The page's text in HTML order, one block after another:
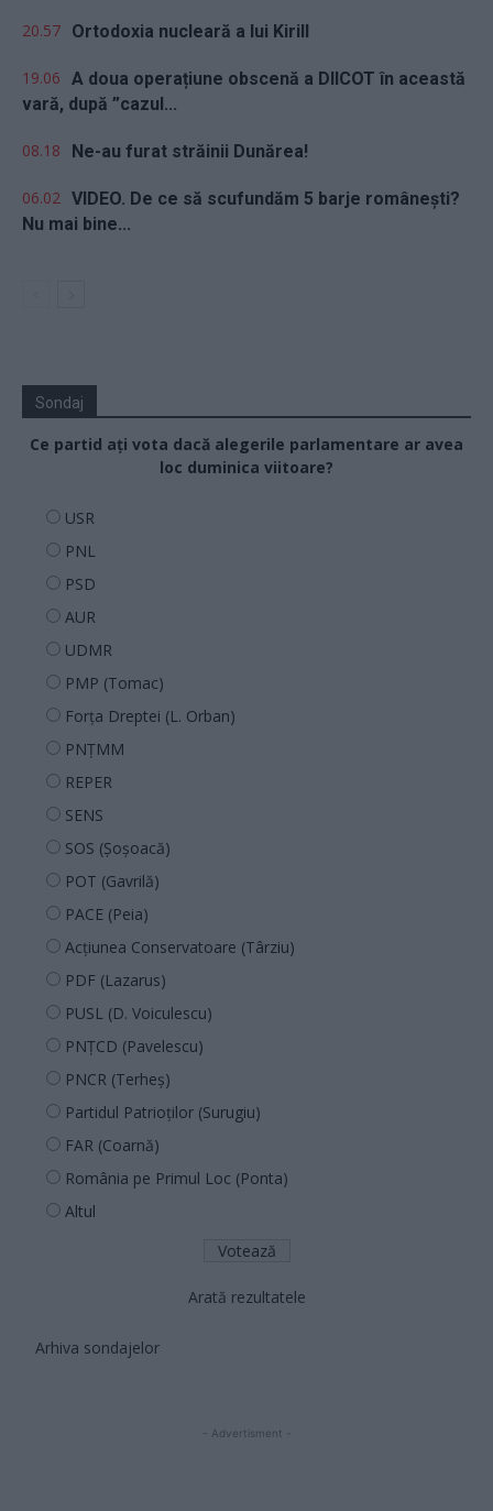
20.57 Ortodoxia nucleară a lui Kirill
19.06 A doua operațiune obscenă a DIICOT în această
vară, după ”cazul...
08.18 Ne-au furat străinii Dunărea!
06.02 VIDEO. De ce să scufundăm 5 barje românești?
Nu mai bine...
Sondaj
Ce partid ați vota dacă alegerile parlamentare ar avea
loc duminica viitoare?
USR
PNL
PSD
AUR
UDMR
PMP (Tomac)
Forța Dreptei (L. Orban)
PNȚMM
REPER
SENS
SOS (Șoșoacă)
POT (Gavrilă)
PACE (Peia)
Acțiunea Conservatoare (Târziu)
PDF (Lazarus)
PUSL (D. Voiculescu)
PNȚCD (Pavelescu)
PNCR (Terheș)
Partidul Patrioților (Surugiu)
FAR (Coarnă)
România pe Primul Loc (Ponta)
Altul
Arată rezultatele
Arhiva sondajelor
- Advertisment -